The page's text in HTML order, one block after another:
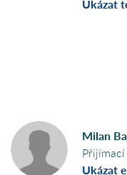
Ukázat
Milan
Ukázat